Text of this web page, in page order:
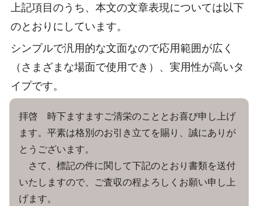
上記項目のうち、本文の文章表現については以下
のとおりにしています。
シンプルで汎用的な文面なので応用範囲が広く
（さまざまな場面で使用でき）、実用性が高いタ
イプです。
拝啓 時下ますますご清栄のこととお喜び申し上げ
ます。平素は格別のお引き立てを賜り、誠にありが
とうございます。
さて、標記の件に関して下記のとおり書類を送付
いたしますので、ご査収の程よろしくお願い申し上
げます。